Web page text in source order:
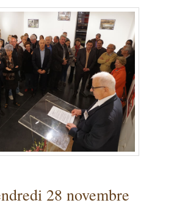
28 novembre